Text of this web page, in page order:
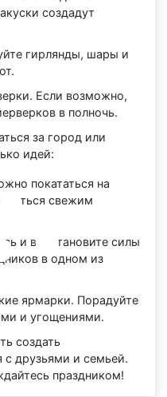
создадут
гирлянды, шары и
Если возможно,
в полночь.
за город или
идей:
покататься на
свежим
и восстановите силы
в одном из
ярмарки. Порадуйте
и угощениями.
создать
с друзьями и семьей.
праздником!